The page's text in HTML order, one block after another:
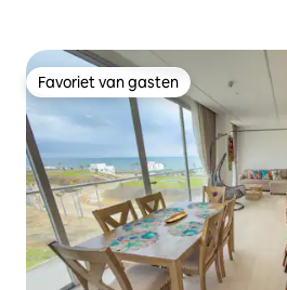
Favoriet van gasten
Favoriet van gasten